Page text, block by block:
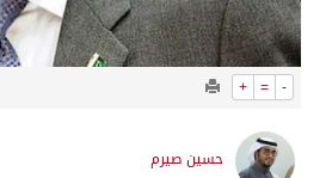
+ = -
حسين صيرم